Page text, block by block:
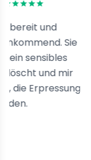
und
Sie
und mir